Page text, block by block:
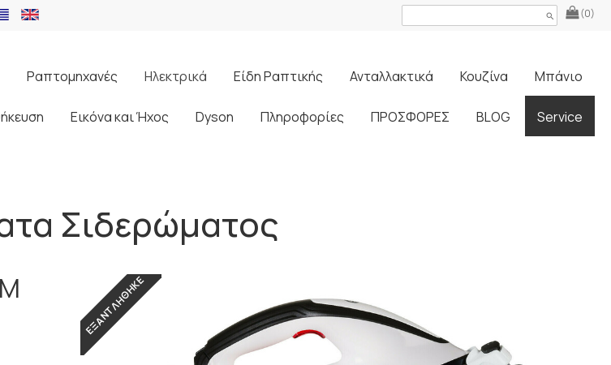
(0)
search
Ραπτομηχανές Ηλεκτρικά Είδη Ραπτικής Ανταλλακτικά Κουζίνα Μπάνιο
Εικόνα και Ήχος Dyson Πληροφορίες ΠΡΟΣΦΟΡΕΣ BLOG Service
Σιδερώματος
ΕΞΑΝΤΛΗΘΗΚΕ